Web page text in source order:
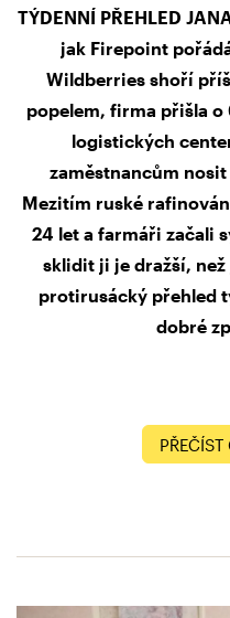
TÝDENNÍ PŘEHLED
jak Firepoint
Wildberries shoří
popelem, firma přišla
logistických
zaměstnancům
Mezitím ruské
24 let a farmáři začali
sklidit ji je dražší,
protirusácký přehled
dobré